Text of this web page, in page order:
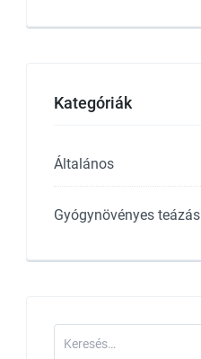
Kategóriák
Általános
Gyógynövényes teázás
Keresés: